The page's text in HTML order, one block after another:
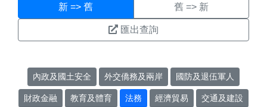
新 => 舊 舊 => 新
匯出查詢
內政及國土安全 外交僑務及兩岸 國防及退伍軍人
財政金融 教育及體育 法務 經濟貿易 交通及建設